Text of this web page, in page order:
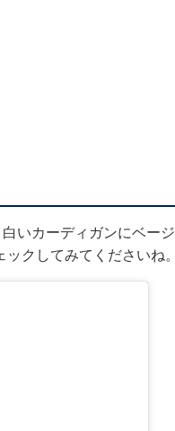
いカーディガンにベージ
クしてみてくださいね。